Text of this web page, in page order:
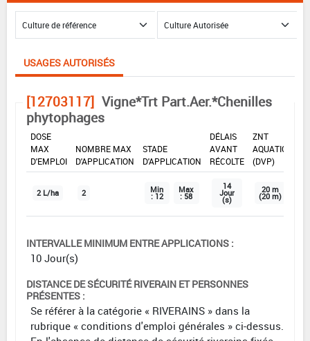
USAGES AUTORISÉS
[12703117] Vigne*Trt Part.Aer.*Chenilles
phytophages
DOSE
MAX
D'EMPLOI
NOMBRE MAX
D'APPLICATION
STADE
D'APPLICATION
DÉLAIS
AVANT
RÉCOLTE
ZNT
AQUATIQUE
(DVP)
2 L/ha 2 Min
: 12
Max
: 58
14
Jour
(s)
20 m
(20 m)
INTERVALLE MINIMUM ENTRE APPLICATIONS :
10 Jour(s)
DISTANCE DE SÉCURITÉ RIVERAIN ET PERSONNES
PRÉSENTES :
Se référer à la catégorie « RIVERAINS » dans la
rubrique « conditions d'emploi générales » ci-dessus.